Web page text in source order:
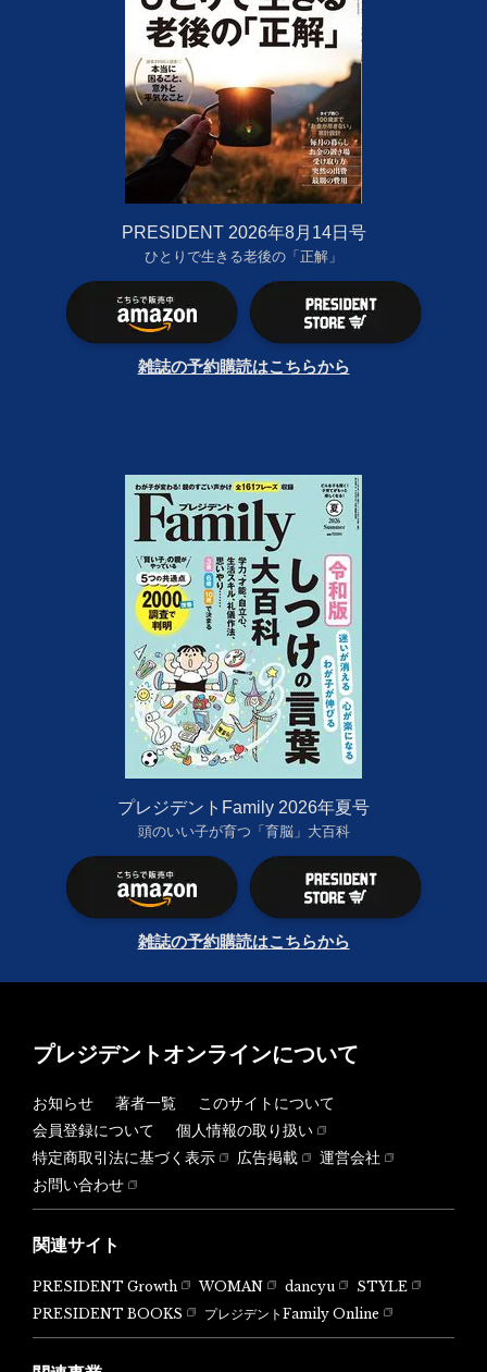
PRESIDENT 2026年8月14日号
ひとりで生きる老後の「正解」
雑誌の予約購読はこちらから
プレジデントFamily 2026年夏号
頭のいい子が育つ「育脳」大百科
雑誌の予約購読はこちらから
プレジデントオンラインについて
お知らせ 著者一覧
このサイトについて
会員登録について
個人情報の取り扱い
特定商取引法に基づく表示
広告掲載
運営会社
お問い合わせ
関連サイト
PRESIDENT Growth WOMAN dancyu
STYLE
PRESIDENT BOOKS
プレジデントFamily Online